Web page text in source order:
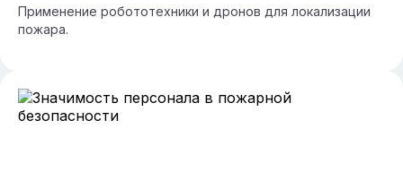
Применение робототехники и дронов для локализации
пожара.